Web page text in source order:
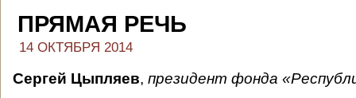
ПРЯМАЯ РЕЧЬ
14 ОКТЯБРЯ 2014
Сергей Цыпляев, президент фонда